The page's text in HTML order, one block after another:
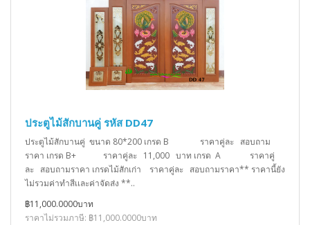
ประตูไม้สักบานคู่ รหัส DD47
ประตูไม้สักบานคู่ ขนาด 80*200 เกรด B ราคาคู่ละ สอบถาม
ราคา เกรด B+ ราคาคู่ละ 11,000 บาท เกรด A ราคาคู่
ละ สอบถามราคา เกรดไม้สักเก่า ราคาคู่ละ สอบถามราคา** ราคานี้ยัง
ไม่รวมค่าทำสีเเละค่าจัดส่ง **..
฿11,000.0000บาท
ราคาไม่รวมภาษี: ฿11,000.0000บาท